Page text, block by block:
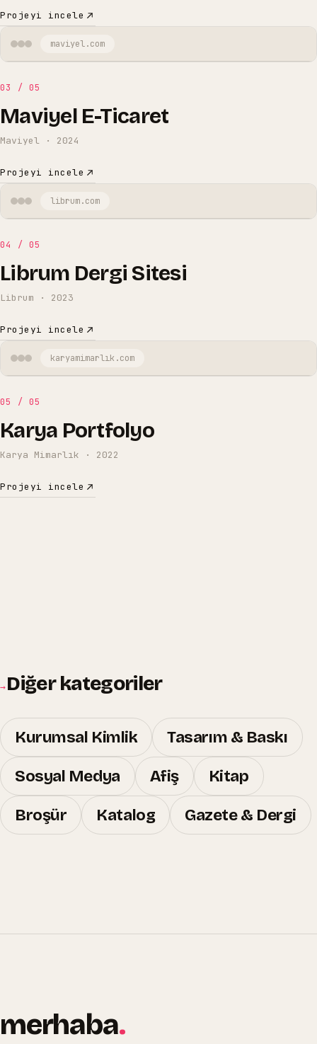
Projeyi incele
maviyel.com
03 /05
Maviyel E-Ticaret
Maviyel · 2024
Projeyi incele
librum.com
04 /05
Librum Dergi Sitesi
Librum · 2023
Projeyi incele
karyamimarlık .com
05 /05
Karya Portfolyo
Karya Mimarlık · 2022
Projeyi incele
→Diğer kategoriler
Kurumsal Kimlik Tasarım & Baskı
Sosyal Medya Afiş Kitap
Broşür Katalog Gazete & Dergi
merhaba.